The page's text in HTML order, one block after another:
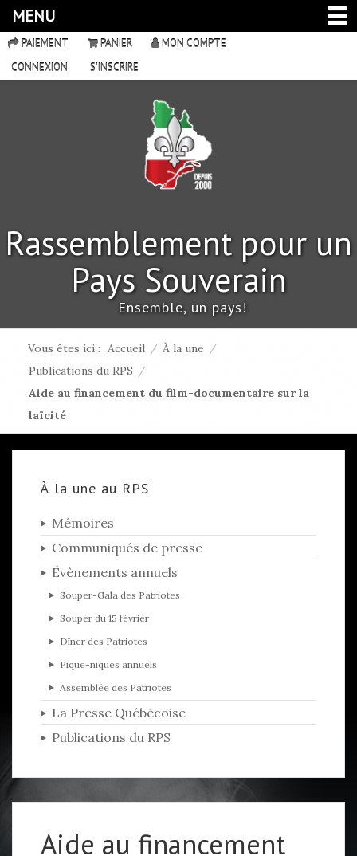
MENU
PAIEMENT PANIER
MON COMPTE
CONNEXION
S'INSCRIRE
Rassemblement pour un
Pays Souverain
Ensemble, un pays!
Vous êtes ici : Accueil / À la une /
Publications du RPS /
Aide au financement du film-documentaire sur la
laïcité
À la une au RPS
Mémoires
Communiqués de presse
Évènements annuels
Souper-Gala des Patriotes
Souper du 15 février
Dîner des Patriotes
Pique-niques annuels
Assemblée des Patriotes
La Presse Québécoise
Publications du RPS
Aide au financement